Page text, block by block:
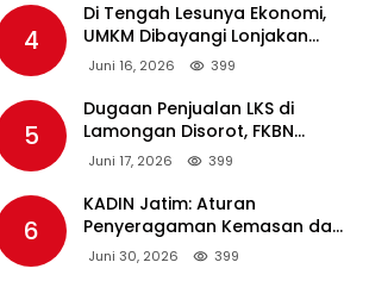
4
Di Tengah Lesunya Ekonomi,
UMKM Dibayangi Lonjakan
Harga BBM Nonsubsidi
Juni 16, 2026 399
5
Dugaan Penjualan LKS di
Lamongan Disorot, FKBN
Minta APH dan Dinas
Juni 17, 2026 399
6
KADIN Jatim: Aturan
Penyeragaman Kemasan dan
Larangan Bahan Tambahan
Juni 30, 2026 399